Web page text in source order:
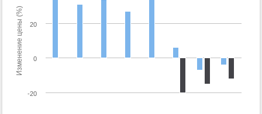
Изменение цены (%)
-20
0
20